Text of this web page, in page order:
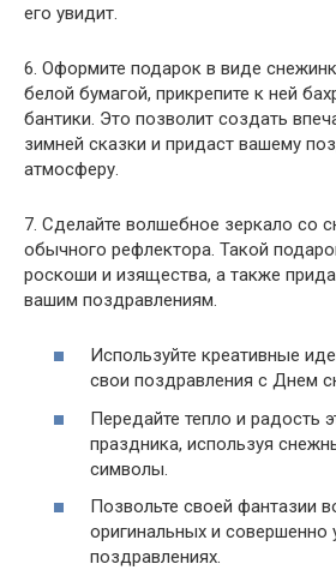
его увидит.
6. Оформите подарок в виде
белой бумагой, прикрепите к ней
бантики. Это позволит создать
зимней сказки и придаст вашему
атмосферу.
7. Сделайте волшебное зеркало со
обычного рефлектора. Такой
роскоши и изящества, а также
вашим поздравлениям.
Используйте креативные
свои поздравления с Днем
Передайте тепло и радость
праздника, используя
символы.
Позвольте своей фантазии
оригинальных и совершенно
поздравлениях.